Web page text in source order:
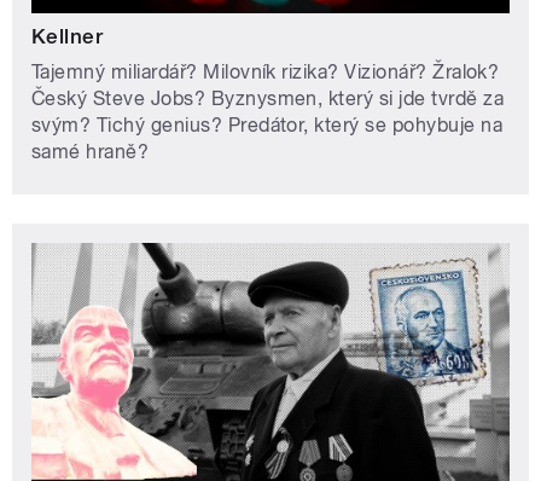
Kellner
Tajemný miliardář? Milovník rizika? Vizionář? Žralok?
Český Steve Jobs? Byznysmen, který si jde tvrdě za
svým? Tichý genius? Predátor, který se pohybuje na
samé hraně?